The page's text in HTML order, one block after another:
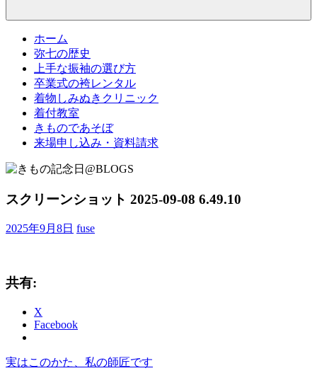
す。
ホーム
弥七の歴史
上手な振袖の選び方
卒業式の袴レンタル
着物しみぬきクリニック
着付教室
きものであそぼ
来場申し込み・資料請求
スクリーンショット 2025-09-08 6.49.10
2025年9月8日 fuse
共有:
X
Facebook
投
前
実はこのかた、私の師匠です